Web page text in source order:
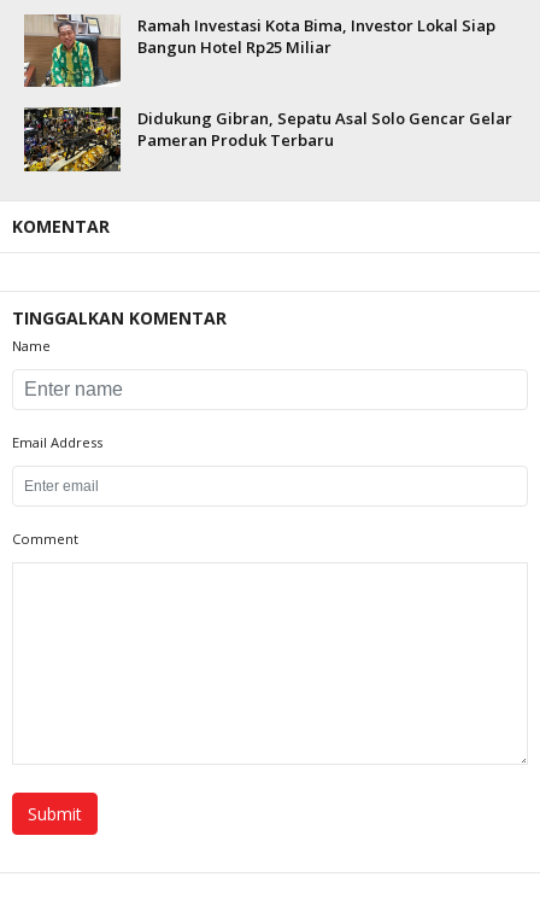
Ramah Investasi Kota Bima, Investor Lokal Siap
Bangun Hotel Rp25 Miliar
Didukung Gibran, Sepatu Asal Solo Gencar Gelar
Pameran Produk Terbaru
KOMENTAR
TINGGALKAN KOMENTAR
Name
Email Address
Comment